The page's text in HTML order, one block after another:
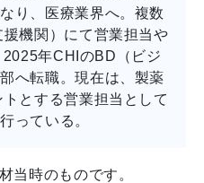
り、医療業界へ。複数
機関）にて営業担当や
年CHIのBD（ビジ
へ転職。現在は、製薬
とする営業担当として
っている。
当時のものです。